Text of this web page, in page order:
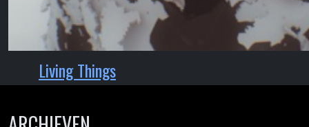
Living Things